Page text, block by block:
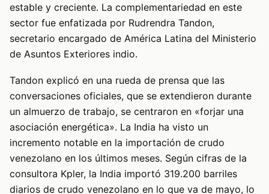
estable y creciente. La complementariedad en este
sector fue enfatizada por Rudrendra Tandon,
secretario encargado de América Latina del Ministerio
de Asuntos Exteriores indio.
Tandon explicó en una rueda de prensa que las
conversaciones oficiales, que se extendieron durante
un almuerzo de trabajo, se centraron en «forjar una
asociación energética». La India ha visto un
incremento notable en la importación de crudo
venezolano en los últimos meses. Según cifras de la
consultora Kpler, la India importó 319.200 barriles
diarios de crudo venezolano en lo que va de mayo, lo